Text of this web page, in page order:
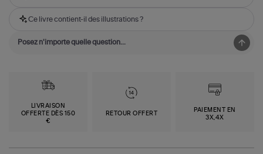
Ce livre contient-il des illustrations ?
LIVRAISON
OFFERTE DÈS 150
€
RETOUR OFFERT
PAIEMENT EN
3X,4X